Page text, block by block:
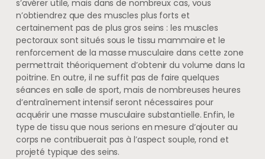
s’avérer utile, mais dans de nombreux cas, vous
n’obtiendrez que des muscles plus forts et
certainement pas de plus gros seins : les muscles
pectoraux sont situés sous le tissu mammaire et le
renforcement de la masse musculaire dans cette zone
permettrait théoriquement d’obtenir du volume dans la
poitrine. En outre, il ne suffit pas de faire quelques
séances en salle de sport, mais de nombreuses heures
d’entraînement intensif seront nécessaires pour
acquérir une masse musculaire substantielle. Enfin, le
type de tissu que nous serions en mesure d’ajouter au
corps ne contribuerait pas à l’aspect souple, rond et
projeté typique des seins.